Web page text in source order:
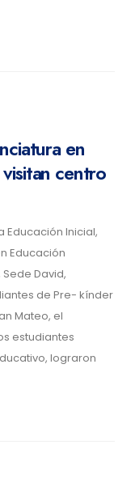
en
centro
Educación Inicial,
Educación
David,
de Pre- kínder
Mateo, el
estudiantes
lograron